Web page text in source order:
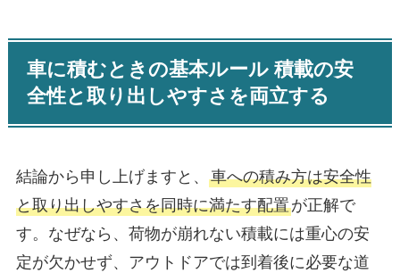
車に積むときの基本ルール 積載の安
全性と取り出しやすさを両立する
結論から申し上げますと、 車への積み方は安全性
と取り出しやすさを同時に満たす配置が正解で
す。なぜなら、荷物が崩れない積載には重心の安
定が欠かせず、アウトドアでは到着後に必要な道